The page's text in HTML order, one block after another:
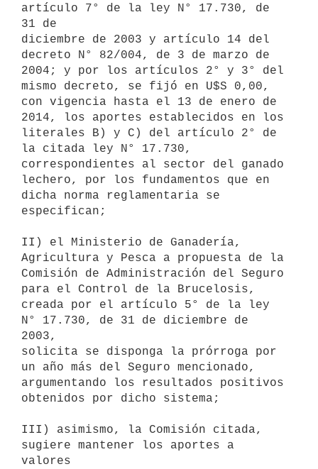
artículo 7° de la ley N° 17.730, de
31 de
diciembre de 2003 y artículo 14 del
decreto N° 82/004, de 3 de marzo de
2004; y por los artículos 2° y 3° del
mismo decreto, se fijó en U$S 0,00,
con vigencia hasta el 13 de enero de
2014, los aportes establecidos en los
literales B) y C) del artículo 2° de
la citada ley N° 17.730,
correspondientes al sector del ganado
lechero, por los fundamentos que en
dicha norma reglamentaria se
especifican;
II) el Ministerio de Ganadería,
Agricultura y Pesca a propuesta de la
Comisión de Administración del Seguro
para el Control de la Brucelosis,
creada por el artículo 5° de la ley
N° 17.730, de 31 de diciembre de
2003,
solicita se disponga la prórroga por
un año más del Seguro mencionado,
argumentando los resultados positivos
obtenidos por dicho sistema;
III) asimismo, la Comisión citada,
sugiere mantener los aportes a
valores